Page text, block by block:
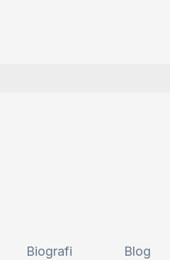
Biografi Blog